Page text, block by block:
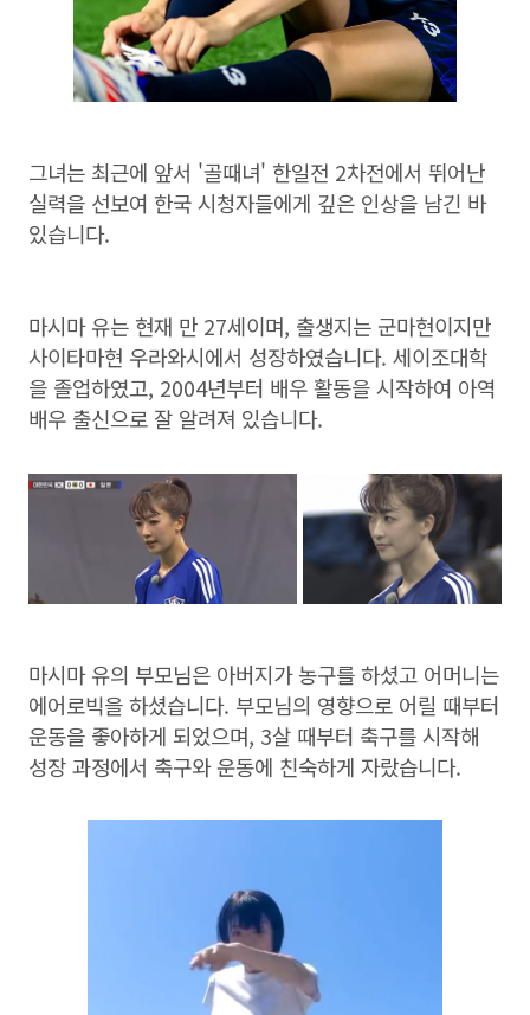
그녀는 최근에 앞서 '골때녀' 한일전 2차전에서 뛰어난
실력을 선보여 한국 시청자들에게 깊은 인상을 남긴 바
있습니다.
마시마 유는 현재 만 27세이며, 출생지는 군마현이지만
사이타마현 우라와시에서 성장하였습니다. 세이조대학
을 졸업하였고, 2004년부터 배우 활동을 시작하여 아역
배우 출신으로 잘 알려져 있습니다.
마시마 유의 부모님은 아버지가 농구를 하셨고 어머니는
에어로빅을 하셨습니다. 부모님의 영향으로 어릴 때부터
운동을 좋아하게 되었으며, 3살 때부터 축구를 시작해
성장 과정에서 축구와 운동에 친숙하게 자랐습니다.